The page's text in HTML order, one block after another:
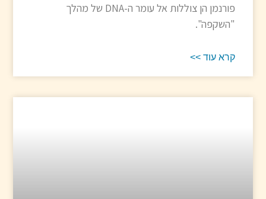
פורנמן הן צוללות אל עומר ה-DNA של מהלך
"השקפה".
קרא עוד >>